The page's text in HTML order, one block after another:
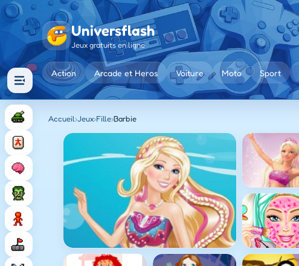
Universflash
Jeux gratuits en ligne
Action Arcade et Heros Voiture Moto Sport
Accueil›Jeux›Fille›Barbie